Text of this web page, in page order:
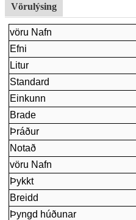
Vörulýsing
vöru Nafn
Efni
Litur
Standard
Einkunn
Brade
Þráður
Notað
vöru Nafn
Þykkt
Breidd
Þyngd húðunar